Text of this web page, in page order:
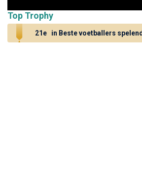
Top Trophy
21e in Beste voetballers